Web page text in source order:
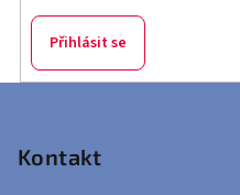
Přihlásit se
Kontakt